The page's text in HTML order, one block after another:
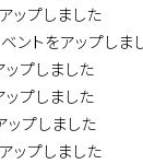
ップしました
ントをアップしま
ップしました
ップしました
ップしました
ップしました